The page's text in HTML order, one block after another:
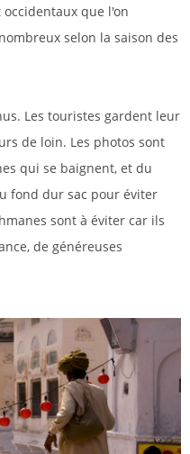
que l'on
selon la saison des
Les touristes gardent leur
de loin. Les photos sont
qui se baignent, et du
fond dur sac pour éviter
sont à éviter car ils
de généreuses